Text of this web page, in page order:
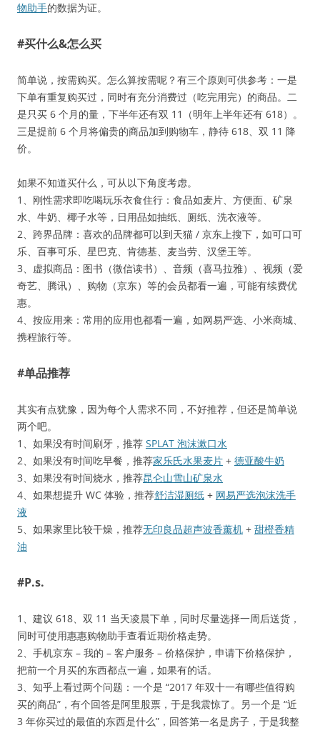
物助手的数据为证。
#买什么&怎么买
简单说，按需购买。怎么算按需呢？有三个原则可供参考：一是
下单有重复购买过，同时有充分消费过（吃完用完）的商品。二
是只买 6 个月的量，下半年还有双 11（明年上半年还有 618）。
三是提前 6 个月将偏贵的商品加到购物车，静待 618、双 11 降
价。
如果不知道买什么，可从以下角度考虑。
1、刚性需求即吃喝玩乐衣食住行：食品如麦片、方便面、矿泉
水、牛奶、椰子水等，日用品如抽纸、厕纸、洗衣液等。
2、跨界品牌：喜欢的品牌都可以到天猫 / 京东上搜下，如可口可
乐、百事可乐、星巴克、肯德基、麦当劳、汉堡王等。
3、虚拟商品：图书（微信读书）、音频（喜马拉雅）、视频（爱
奇艺、腾讯）、购物（京东）等的会员都看一遍，可能有续费优
惠。
4、按应用来：常用的应用也都看一遍，如网易严选、小米商城、
携程旅行等。
#单品推荐
其实有点犹豫，因为每个人需求不同，不好推荐，但还是简单说
两个吧。
1、如果没有时间刷牙，推荐 SPLAT 泡沫漱口水
2、如果没有时间吃早餐，推荐家乐氏水果麦片 + 德亚酸牛奶
3、如果没有时间烧水，推荐昆仑山雪山矿泉水
4、如果想提升 WC 体验，推荐舒洁湿厕纸 + 网易严选泡沫洗手
液
5、如果家里比较干燥，推荐无印良品超声波香薰机 + 甜橙香精
油
#P.s.
1、建议 618、双 11 当天凌晨下单，同时尽量选择一周后送货，
同时可使用惠惠购物助手查看近期价格走势。
2、手机京东 – 我的 – 客户服务 – 价格保护，申请下价格保护，
把前一个月买的东西都点一遍，如果有的话。
3、知乎上看过两个问题：一个是 “2017 年双十一有哪些值得购
买的商品”，有个回答是阿里股票，于是我震惊了。另一个是 “近
3 年你买过的最值的东西是什么”，回答第一名是房子，于是我整